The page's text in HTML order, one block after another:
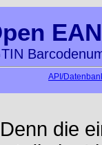
API/
die